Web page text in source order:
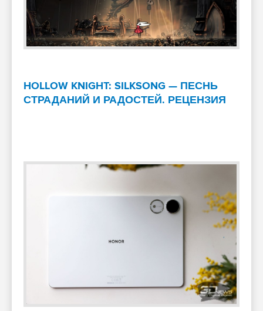
HOLLOW KNIGHT: SILKSONG — ПЕСНЬ
СТРАДАНИЙ И РАДОСТЕЙ. РЕЦЕНЗИЯ